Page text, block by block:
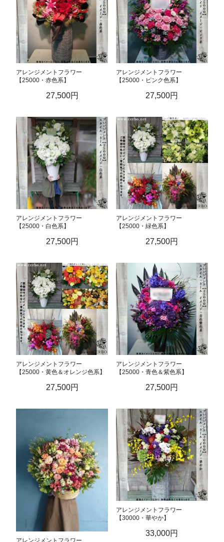
アレンジメントフラワー
【25000・赤色系】
27,500円
アレンジメントフラワー
【25000・ピンク色系】
27,500円
アレンジメントフラワー
【25000・白色系】
27,500円
アレンジメントフラワー
【25000・緑色系】
27,500円
アレンジメントフラワー
【25000・黄色＆オレンジ色系】
27,500円
アレンジメントフラワー
【25000・青色＆紫色系】
27,500円
アレンジメントフラワー
【30000・華やか】
33,000円